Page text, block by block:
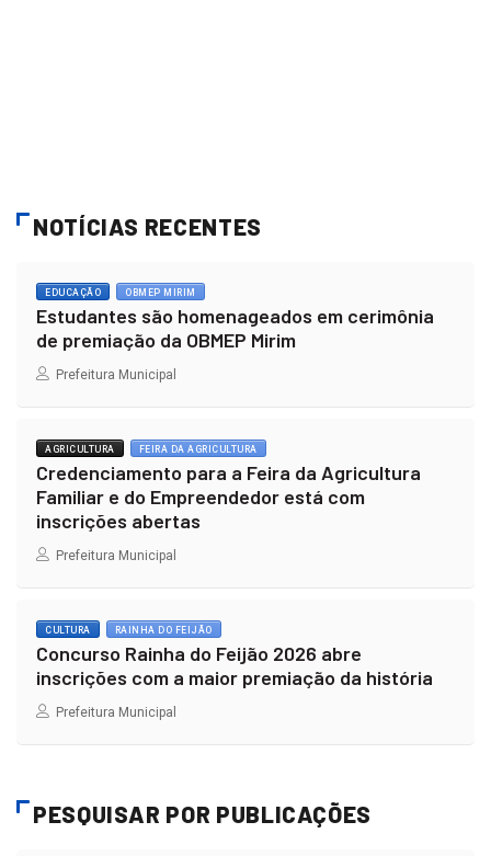
NOTÍCIAS RECENTES
EDUCAÇÃO OBMEP MIRIM
Estudantes são homenageados em cerimônia
de premiação da OBMEP Mirim
Prefeitura Municipal
AGRICULTURA FEIRA DA AGRICULTURA
Credenciamento para a Feira da Agricultura
Familiar e do Empreendedor está com
inscrições abertas
Prefeitura Municipal
CULTURA RAINHA DO FEIJÃO
Concurso Rainha do Feijão 2026 abre
inscrições com a maior premiação da história
Prefeitura Municipal
PESQUISAR POR PUBLICAÇÕES